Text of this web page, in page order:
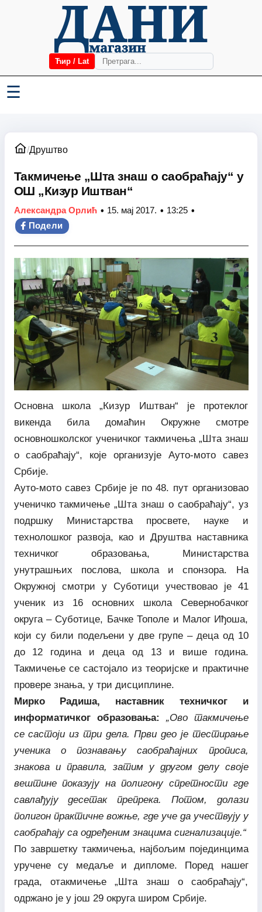
Ћир / Lat
☰
/Друштво
Такмичење „Шта знаш о саобраћају“ у
ОШ „Кизур Иштван“
Александра Орлић • 15. мај 2017. • 13:25 •
Подели
Основна школа „Кизур Иштван“ је протеклог
викенда била домаћин Окружне смотре
основношколског ученичког такмичења „Шта знаш
о саобраћају“, које организује Ауто-мото савез
Србије.
Ауто-мото савез Србије је по 48. пут организовао
ученичко такмичење „Шта знаш о саобраћају“, уз
подршку Министарства просвете, науке и
технолошког развоја, као и Друштва наставника
техничког образовања, Министарства
унутрашњих послова, школа и спонзора. На
Окружној смотри у Суботици учествовао је 41
ученик из 16 основних школа Севернобачког
округа – Суботице, Бачке Тополе и Малог Иђоша,
који су били подељени у две групе – деца од 10
до 12 година и деца од 13 и више година.
Такмичење се састојало из теоријске и практичне
провере знања, у три дисциплине.
Мирко Радиша, наставник техничког и
информатичког образовања:
„Ово такмичење
се састоји из три дела. Први део је тестирање
ученика о познавању саобраћајних прописа,
знакова и правила, затим у другом делу своје
вештине показују на полигону спретности где
савлађују десетак препрека. Потом, долази
полигон практичне вожње, где уче да учествују у
саобраћају са одређеним знацима сигнализације.“
По завршетку такмичења, најбољим појединцима
уручене су медаље и дипломе. Поред нашег
града, отакмичење „Шта знаш о саобраћају“,
одржано је у још 29 округа широм Србије.